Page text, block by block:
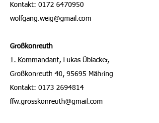
Kontakt: 0172 6470950
wolfgang.weig@gmail.com
Großkonreuth
1. Kommandant, Lukas Üblacker,
Großkonreuth 40, 95695 Mähring
Kontakt: 0173 2694814
ffw.grosskonreuth@gmail.com